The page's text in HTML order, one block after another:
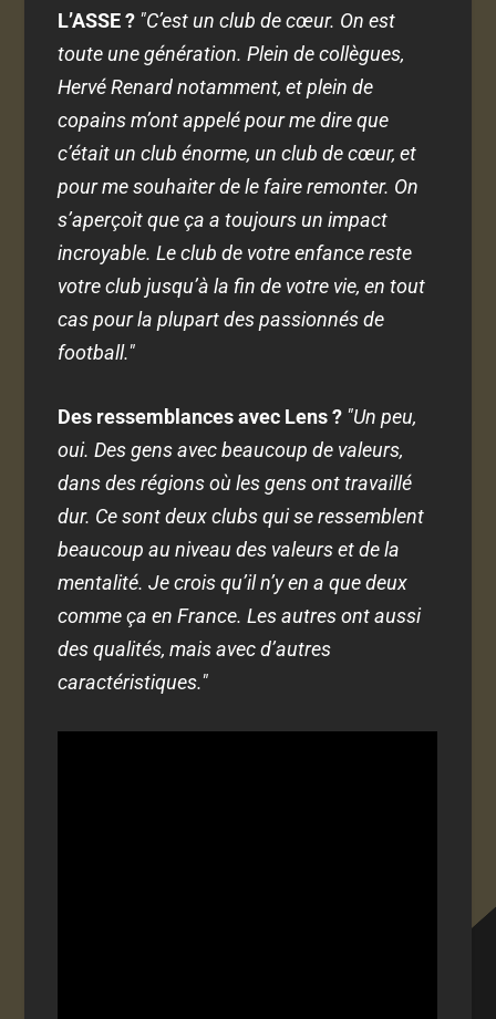
L’ASSE ? "C’est un club de cœur. On est
toute une génération. Plein de collègues,
Hervé Renard notamment, et plein de
copains m’ont appelé pour me dire que
c’était un club énorme, un club de cœur, et
pour me souhaiter de le faire remonter. On
s’aperçoit que ça a toujours un impact
incroyable. Le club de votre enfance reste
votre club jusqu’à la fin de votre vie, en tout
cas pour la plupart des passionnés de
football."
Des ressemblances avec Lens ? "Un peu,
oui. Des gens avec beaucoup de valeurs,
dans des régions où les gens ont travaillé
dur. Ce sont deux clubs qui se ressemblent
beaucoup au niveau des valeurs et de la
mentalité. Je crois qu’il n’y en a que deux
comme ça en France. Les autres ont aussi
des qualités, mais avec d’autres
caractéristiques."